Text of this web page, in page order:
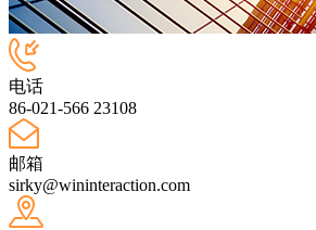
电话
86-021-566 23108
邮箱
sirky@wininteraction.com